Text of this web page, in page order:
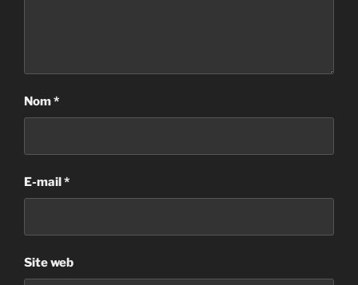
Nom*
E-mail*
Site web